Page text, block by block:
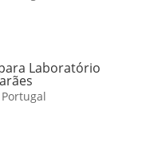
Laboratório